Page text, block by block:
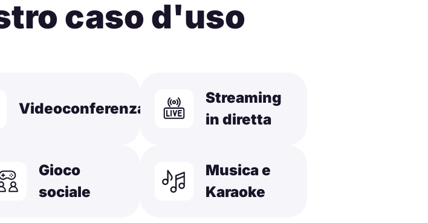
caso d'uso
Videoconferenza
Streaming
in diretta
Gioco
sociale
Musica e
Karaoke